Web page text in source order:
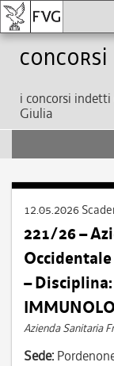
Concorsi
i concorsi
Giulia
12.05.2026
221/26 –
Occidentale
– Disciplina:
Azienda Sanitaria
Sede: